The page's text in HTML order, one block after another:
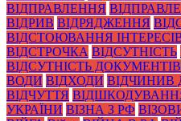
ВІДПРАВЛЕННЯ
ВІДРИВ ВІДРЯДЖЕННЯ
ВІДСТОЮВАННЯ
ВІДСТРОЧКА ВІДСУТНІСТЬ
ВІДСУТНІСТЬ ДОКУМЕНТІВ
ВОДИ ВІДХОДИ ВІДЧИНИВ
ВІДЧУТТЯ
УКРАЇНИ ВІЗНА З РФ